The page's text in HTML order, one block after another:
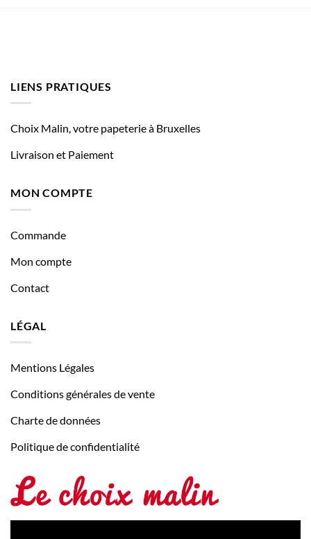
LIENS PRATIQUES
Choix Malin, votre papeterie à Bruxelles
Livraison et Paiement
MON COMPTE
Commande
Mon compte
Contact
LÉGAL
Mentions Légales
Conditions générales de vente
Charte de données
Politique de confidentialité